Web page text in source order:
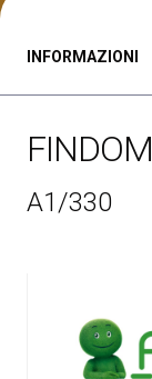
INFORMAZIONI
A1/330